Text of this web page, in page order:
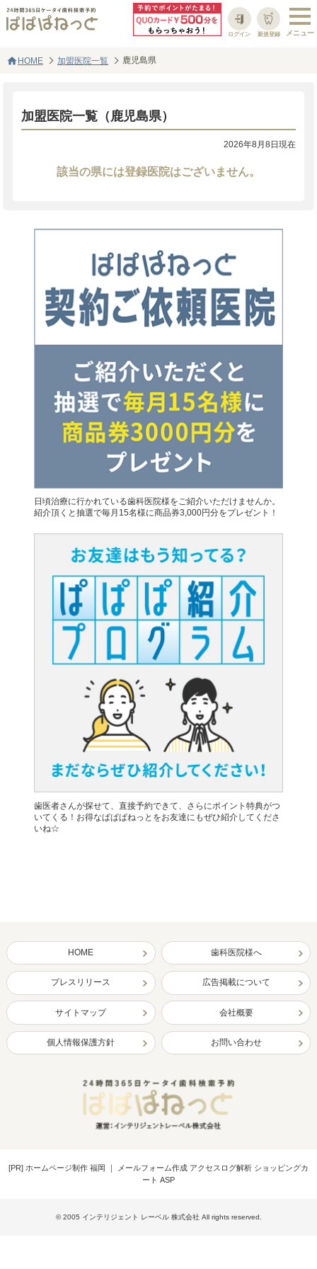
新規登録
ログイン
homeHOME 加盟医院一覧 鹿児島県
加盟医院一覧（鹿児島県）
2026年8月8日現在
該当の県には登録医院はございません。
日頃治療に行かれている歯科医院様をご紹介いただけませんか。
紹介頂くと抽選で毎月15名様に商品券3,000円分をプレゼント！
歯医者さんが探せて、直接予約できて、さらにポイント特典がつ
いてくる！お得なぱぱぱねっとをお友達にもぜひ紹介してくださ
いね☆
HOME 歯科医院様へ
プレスリリース 広告掲載について
サイトマップ 会社概要
個人情報保護方針 お問い合わせ
[PR] ホームページ制作 福岡 ｜
メールフォーム作成 アクセスログ解析 ショッピングカ
ート ASP
© 2005 インテリジェント レーベル 株式会社 All rights reserved.